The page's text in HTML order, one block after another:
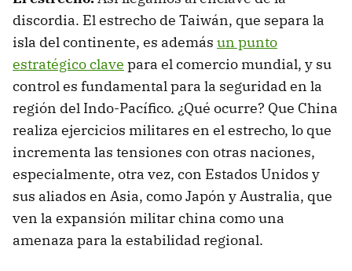
discordia. El estrecho de Taiwán, que separa la
isla del continente, es además un punto
estratégico clave para el comercio mundial, y su
control es fundamental para la seguridad en la
región del Indo-Pacífico. ¿Qué ocurre? Que China
realiza ejercicios militares en el estrecho, lo que
incrementa las tensiones con otras naciones,
especialmente, otra vez, con Estados Unidos y
sus aliados en Asia, como Japón y Australia, que
ven la expansión militar china como una
amenaza para la estabilidad regional.